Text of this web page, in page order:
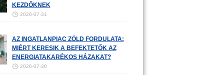
KEZDŐKNEK
2026-07-31
AZ INGATLANPIAC ZÖLD FORDULATA:
MIÉRT KERESIK A BEFEKTETŐK AZ
ENERGIATAKARÉKOS HÁZAKAT?
2026-07-30